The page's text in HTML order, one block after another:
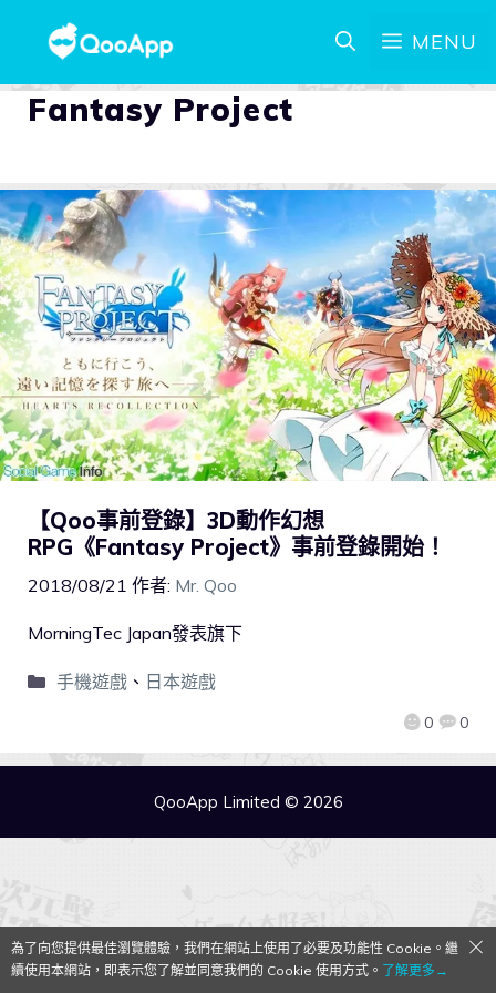
MENU
Fantasy Project
【Qoo事前登錄】3D動作幻想
RPG《Fantasy Project》事前登錄開始！
2018/08/21 作者: Mr. Qoo
0 0
MorningTec Japan發表旗下
手機遊戲、 日本遊戲
QooApp Limited © 2026
為了向您提供最佳瀏覽體驗，我們在網站上使用了必要及功能性 Cookie。繼
續使用本網站，即表示您了解並同意我們的 Cookie 使用方式。 了解更多→